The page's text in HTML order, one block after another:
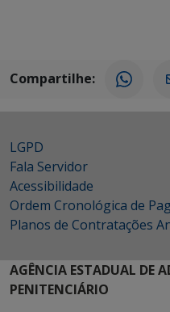
Compartilhe:
LGPD
Fala Servidor
Acessibilidade
Ordem Cronológica de
Planos de Contratações
AGÊNCIA ESTADUAL DE
PENITENCIÁRIO